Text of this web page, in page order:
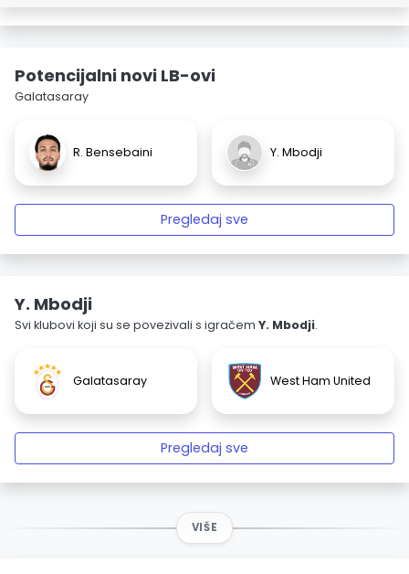
Potencijalni novi LB-ovi
Galatasaray
R. Bensebaini Y. Mbodji
Pregledaj sve
Y. Mbodji
Svi klubovi koji su se povezivali s igračem Y. Mbodji.
Galatasaray West Ham United
Pregledaj sve
VIŠE